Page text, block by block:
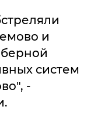
и
систем
-